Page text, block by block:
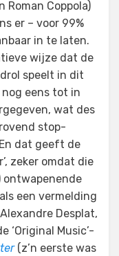
Roman Coppola)
er – voor 99%
in te laten.
wijze dat de
speelt in dit
nog eens tot in
wat des
stop-
dat geeft de
zeker omdat die
ontwapenende
een vermelding
Desplat,
‘Original Music’-
(z’n eerste was